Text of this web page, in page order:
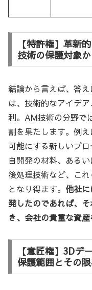
【特許権】革新
技術の保護対象
結論から言えば、答
は、技術的なアイデ
利。AM技術の分野で
割を果たします。例
可能にする新しいプ
自開発の材料、ある
後処理技術など、こ
となり得ます。 他社
発したのであれば、
き、会社の貴重な資産
【意匠権】3Dデ
保護範囲とその